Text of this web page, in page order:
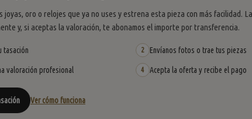
joyas, oro o relojes que ya no uses y estrena esta pieza con más facilidad.
y, si aceptas la valoración, te abonamos el importe por transferencia.
tasación 2 Envíanos fotos o trae tus piezas
valoración profesional 4 Acepta la oferta y recibe el pago
Ver cómo funciona